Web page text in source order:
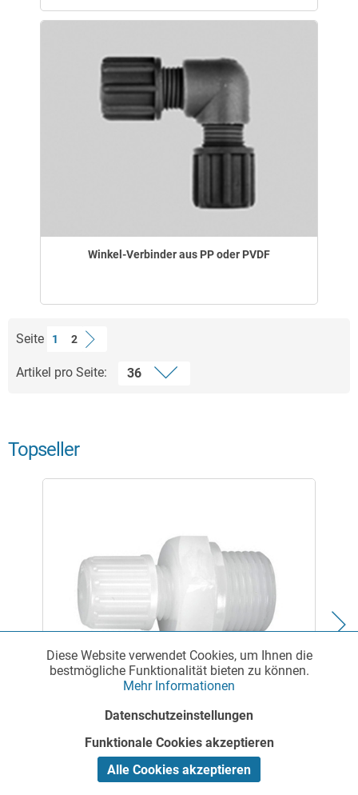
Winkel-Verbinder aus PP oder PVDF
Seite 1 2
Artikel pro Seite:
Topseller
Gerader-Verbinder mit Außengewinde aus PFA
Funktionale Aktiv
Inaktiv
Diese Website verwendet Cookies, um Ihnen die
bestmögliche Funktionalität bieten zu können.
Mehr Informationen
Datenschutzeinstellungen
Funktionale Cookies akzeptieren
Alle Cookies akzeptieren